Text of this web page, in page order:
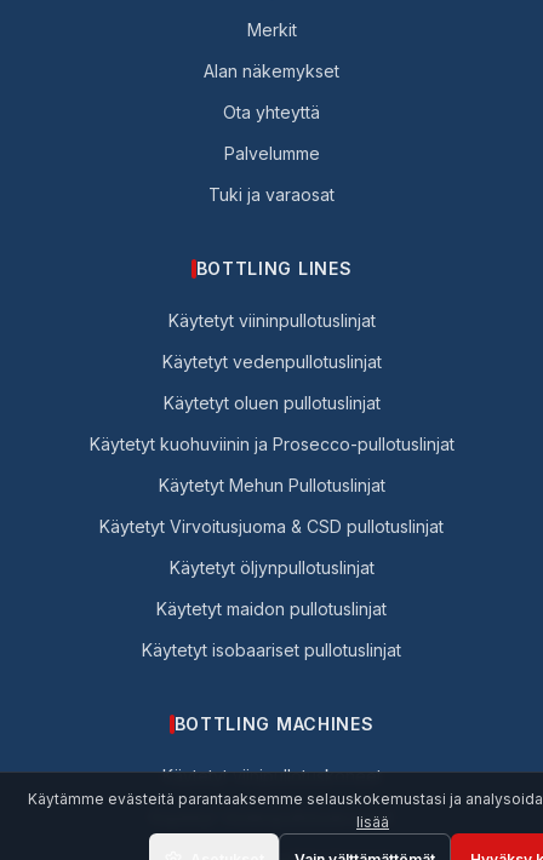
Käytämme evästeitä parantaaksemme selauskokemustasi ja
lisää
Merkit
Alan näkemykset
Ota yhteyttä
Palvelumme
Tuki ja varaosat
BOTTLING LINES
Käytetyt viininpullotuslinjat
Käytetyt vedenpullotuslinjat
Käytetyt oluen pullotuslinjat
Käytetyt kuohuviinin ja Prosecco-pullotuslinjat
Käytetyt Mehun Pullotuslinjat
Käytetyt Virvoitusjuoma & CSD pullotuslinjat
Käytetyt öljynpullotuslinjat
Käytetyt maidon pullotuslinjat
Käytetyt isobaariset pullotuslinjat
BOTTLING MACHINES
Käytetyt viinipullotuskoneet
Käytetyt Vedenpullotuskoneet